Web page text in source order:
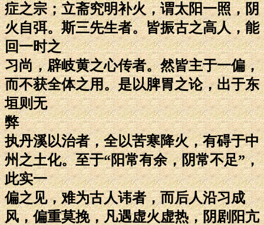
症之宗；立斋究明补火，谓太阳一照，阴
火自弭。斯三先生者。皆振古之高人，能
回一时之
习尚，辟岐黄之心传者。然皆主于一偏，
而不获全体之用。是以脾胃之论，出于东
垣则无
弊
执丹溪以治者，全以苦寒降火，有碍于中
州之土化。至于“阳常有余，阴常不足”，
此实一
偏之见，难为古人讳者，而后人沿习成
风，偏重莫挽，凡遇虚火虚热，阴剧阳亢